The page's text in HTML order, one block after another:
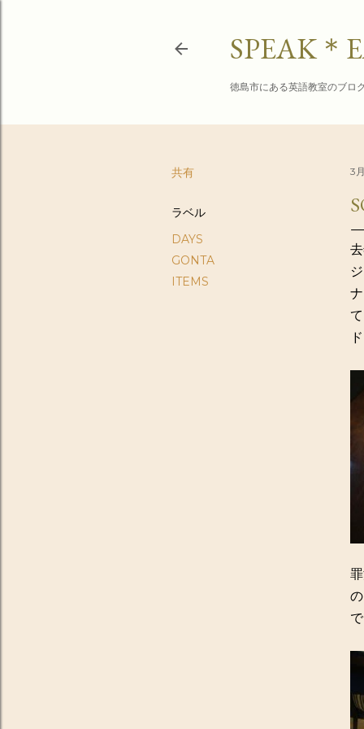
SPEAK＊
徳島市にある英語教室のブロ
共有
ラベル
DAYS
GONTA
ITEMS
3